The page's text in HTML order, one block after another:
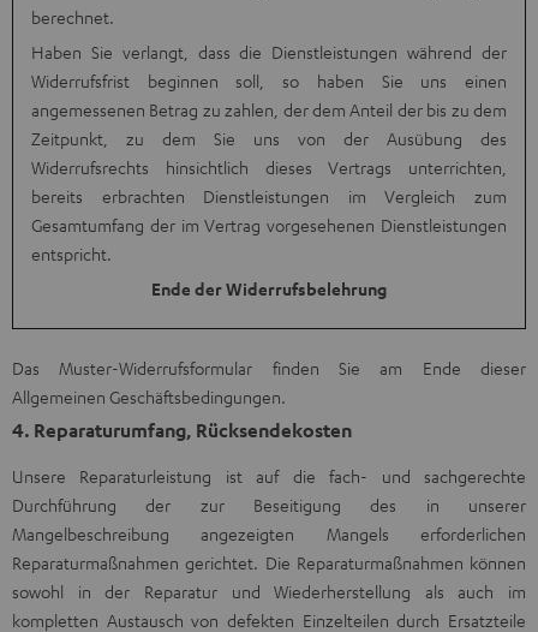
berechnet.
Haben Sie verlangt, dass die Dienstleistungen während der
Widerrufsfrist beginnen soll, so haben Sie uns einen
angemessenen Betrag zu zahlen, der dem Anteil der bis zu dem
Zeitpunkt, zu dem Sie uns von der Ausübung des
Widerrufsrechts hinsichtlich dieses Vertrags unterrichten,
bereits erbrachten Dienstleistungen im Vergleich zum
Gesamtumfang der im Vertrag vorgesehenen Dienstleistungen
entspricht.
Ende der Widerrufsbelehrung
Das Muster-Widerrufsformular finden Sie am Ende dieser
Allgemeinen Geschäftsbedingungen.
4. Reparaturumfang, Rücksendekosten
Unsere Reparaturleistung ist auf die fach- und sachgerechte
Durchführung der zur Beseitigung des in unserer
Mangelbeschreibung angezeigten Mangels erforderlichen
Reparaturmaßnahmen gerichtet. Die Reparaturmaßnahmen können
sowohl in der Reparatur und Wiederherstellung als auch im
kompletten Austausch von defekten Einzelteilen durch Ersatzteile